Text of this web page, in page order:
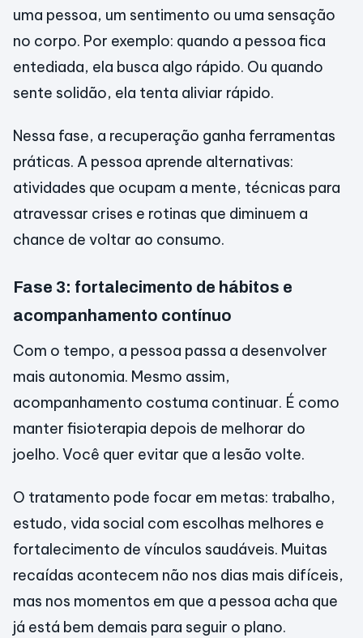
uma pessoa, um sentimento ou uma sensação
no corpo. Por exemplo: quando a pessoa fica
entediada, ela busca algo rápido. Ou quando
sente solidão, ela tenta aliviar rápido.
Nessa fase, a recuperação ganha ferramentas
práticas. A pessoa aprende alternativas:
atividades que ocupam a mente, técnicas para
atravessar crises e rotinas que diminuem a
chance de voltar ao consumo.
Fase 3: fortalecimento de hábitos e
acompanhamento contínuo
Com o tempo, a pessoa passa a desenvolver
mais autonomia. Mesmo assim,
acompanhamento costuma continuar. É como
manter fisioterapia depois de melhorar do
joelho. Você quer evitar que a lesão volte.
O tratamento pode focar em metas: trabalho,
estudo, vida social com escolhas melhores e
fortalecimento de vínculos saudáveis. Muitas
recaídas acontecem não nos dias mais difíceis,
mas nos momentos em que a pessoa acha que
já está bem demais para seguir o plano.